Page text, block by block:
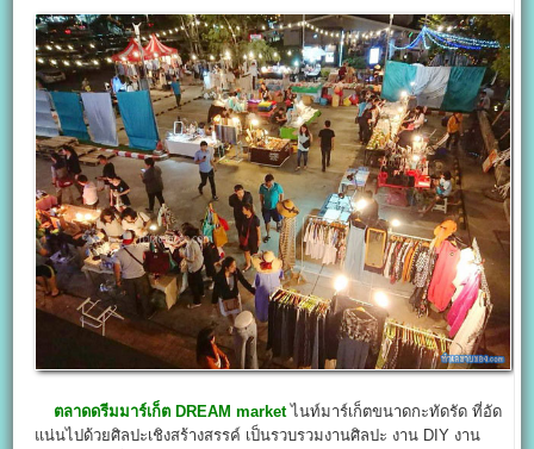
ตลาดดรีมมาร์เก็ต DREAM marketไนท์มาร์เก็ตขนาดกะทัดรัด ที่อัด
แน่นไปด้วยศิลปะเชิงสร้างสรรค์ เป็นรวบรวมงานศิลปะ งาน DIY งาน